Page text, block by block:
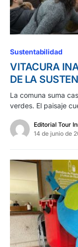
Sustentabilidad
VITACURA
DE LA
La comuna suma
verdes. El paisaje
Editorial Tour
14 de junio de